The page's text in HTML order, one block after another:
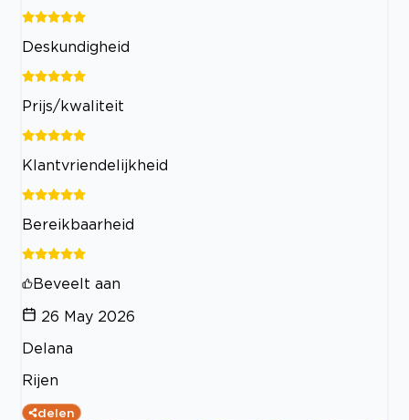
Deskundigheid
Prijs/kwaliteit
Klantvriendelijkheid
Bereikbaarheid
Beveelt aan
26 May 2026
Delana
Rijen
delen